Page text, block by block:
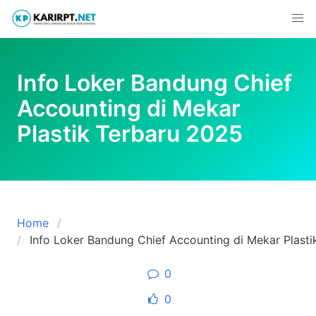
Skip
content
Info Loker Bandung Chief
Accounting di Mekar
Plastik Terbaru 2025
Home
Info Loker Bandung Chief Accounting di Mekar
0
0